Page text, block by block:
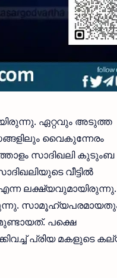
ഏറ്റവും അടുത്ത
വൈകുന്നേരം
സാദിഖലി കുടുംബ
വീട്ടിൽ
ലക്ഷ്യവുമായിരുന്നു.
പക്ഷെ
പ്രിയ മകളുടെ